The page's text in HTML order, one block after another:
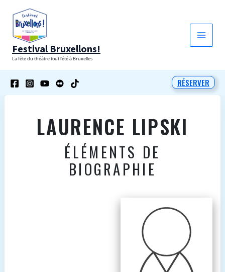
contenu
Festival Bruxellons!
La fête du théâtre tout l'été à Bruxelles
RÉSERVER
LAURENCE LIPSKI
ÉLÉMENTS DE
BIOGRAPHIE